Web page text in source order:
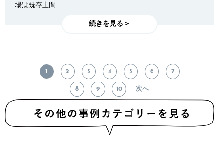
場は既存土間...
続きを見る＞
1 2 3 4 5 6 7
8 9 10 次へ